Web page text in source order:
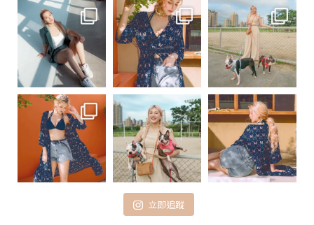
立即追蹤